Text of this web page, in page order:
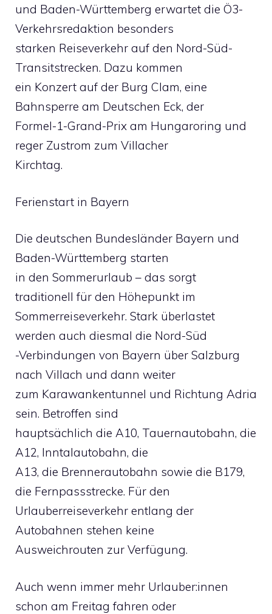
und Baden-Württemberg erwartet die Ö3-
Verkehrsredaktion besonders
starken Reiseverkehr auf den Nord-Süd-
Transitstrecken. Dazu kommen
ein Konzert auf der Burg Clam, eine
Bahnsperre am Deutschen Eck, der
Formel-1-Grand-Prix am Hungaroring und
reger Zustrom zum Villacher
Kirchtag.
Ferienstart in Bayern
Die deutschen Bundesländer Bayern und
Baden-Württemberg starten
in den Sommerurlaub – das sorgt
traditionell für den Höhepunkt im
Sommerreiseverkehr. Stark überlastet
werden auch diesmal die Nord-Süd
-Verbindungen von Bayern über Salzburg
nach Villach und dann weiter
zum Karawankentunnel und Richtung Adria
sein. Betroffen sind
hauptsächlich die A10, Tauernautobahn, die
A12, Inntalautobahn, die
A13, die Brennerautobahn sowie die B179,
die Fernpassstrecke. Für den
Urlauberreiseverkehr entlang der
Autobahnen stehen keine
Ausweichrouten zur Verfügung.
Auch wenn immer mehr Urlauber:innen
schon am Freitag fahren oder